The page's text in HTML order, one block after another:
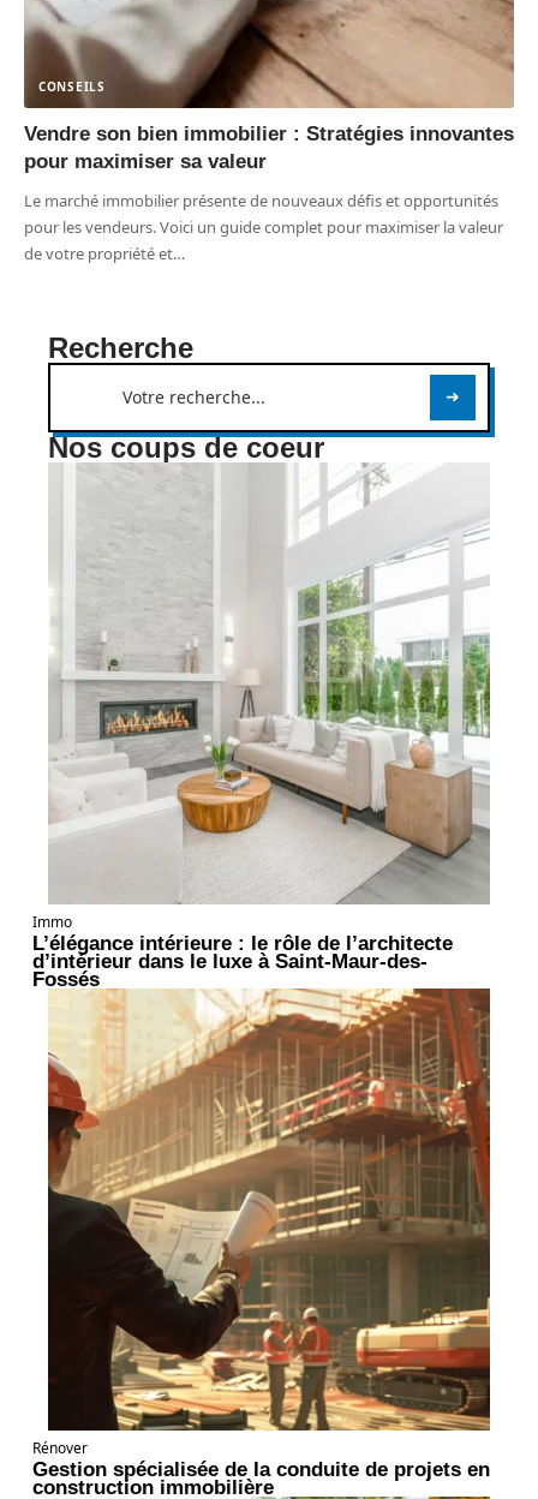
CONSEILS
Vendre son bien immobilier : Stratégies innovantes
pour maximiser sa valeur
Le marché immobilier présente de nouveaux défis et opportunités
pour les vendeurs. Voici un guide complet pour maximiser la valeur
de votre propriété et…
Recherche
Nos coups de coeur
Immo
L’élégance intérieure : le rôle de l’architecte
d’intérieur dans le luxe à Saint-Maur-des-
Fossés
Rénover
Gestion spécialisée de la conduite de projets en
construction immobilière